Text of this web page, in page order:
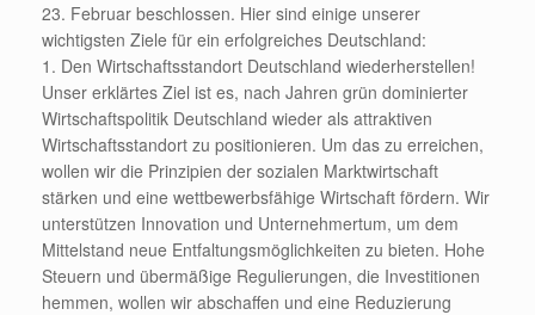
23. Februar beschlossen. Hier sind einige unserer
wichtigsten Ziele für ein erfolgreiches Deutschland:
1. Den Wirtschaftsstandort Deutschland wiederherstellen!
Unser erklärtes Ziel ist es, nach Jahren grün dominierter
Wirtschaftspolitik Deutschland wieder als attraktiven
Wirtschaftsstandort zu positionieren. Um das zu erreichen,
wollen wir die Prinzipien der sozialen Marktwirtschaft
stärken und eine wettbewerbsfähige Wirtschaft fördern. Wir
unterstützen Innovation und Unternehmertum, um dem
Mittelstand neue Entfaltungsmöglichkeiten zu bieten. Hohe
Steuern und übermäßige Regulierungen, die Investitionen
hemmen, wollen wir abschaffen und eine Reduzierung